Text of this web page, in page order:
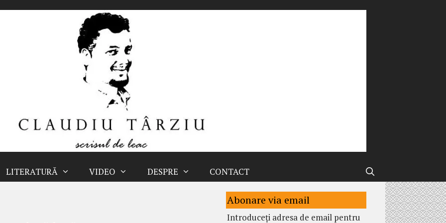
LITERATURĂ VIDEO DESPRE CONTACT
Abonare via email
Introduceți adresa de email pentru